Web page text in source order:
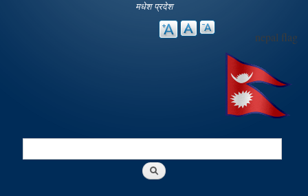
मधेश प्रदेश
nepal flag
Search